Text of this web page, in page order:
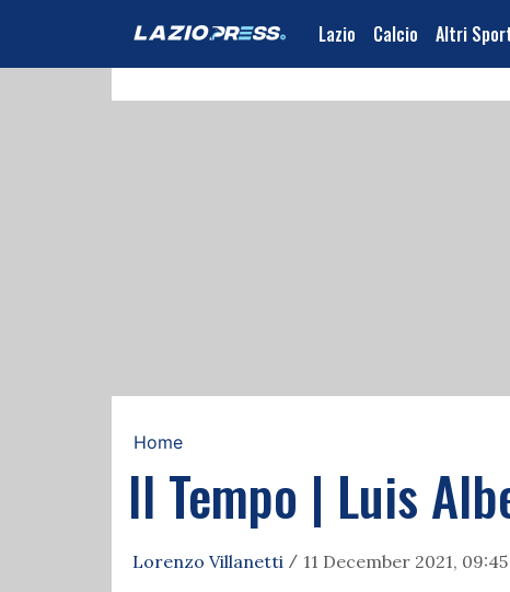
Lazio Calcio Altri
Home
Il Tempo | Luis
Lorenzo Villanetti / 11 December 2021, 09:45